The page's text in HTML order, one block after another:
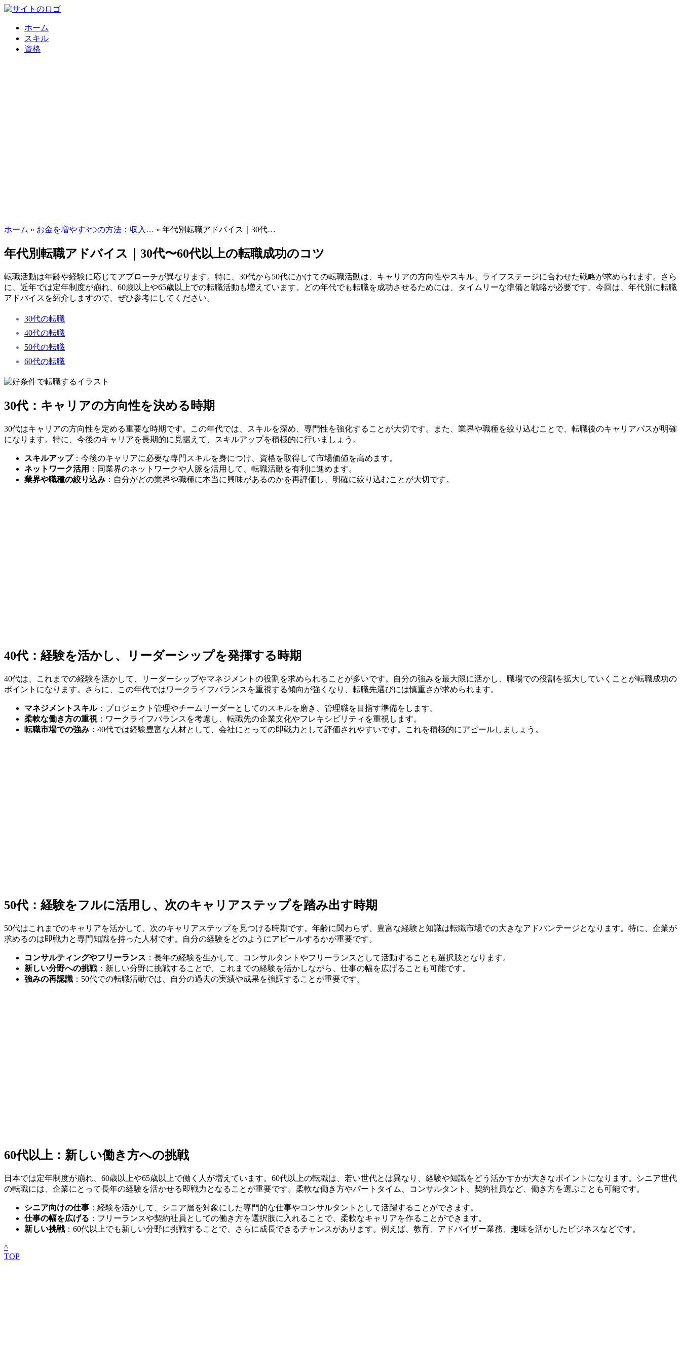
ホーム
スキル
資格
ホーム » お金を増やす3つの方法：収入… » 年代別転職アドバイス｜30代…
年代別転職アドバイス｜30代〜60代以上の転職成功のコツ
転職活動は年齢や経験に応じてアプローチが異なります。特に、30代から50代にかけての転職活動は、キャリアの方向性やスキル、ライフステージに合わせた戦略が求められます。さら
に、近年では定年制度が崩れ、60歳以上や65歳以上での転職活動も増えています。どの年代でも転職を成功させるためには、タイムリーな準備と戦略が必要です。今回は、年代別に転職
アドバイスを紹介しますので、ぜひ参考にしてください。
30代の転職
40代の転職
50代の転職
60代の転職
30代：キャリアの方向性を決める時期
30代はキャリアの方向性を定める重要な時期です。この年代では、スキルを深め、専門性を強化することが大切です。また、業界や職種を絞り込むことで、転職後のキャリアパスが明確
になります。特に、今後のキャリアを長期的に見据えて、スキルアップを積極的に行いましょう。
スキルアップ：今後のキャリアに必要な専門スキルを身につけ、資格を取得して市場価値を高めます。
ネットワーク活用 ：同業界のネットワークや人脈を活用して、転職活動を有利に進めます。
業界や職種の絞り込み ：自分がどの業界や職種に本当に興味があるのかを再評価し、明確に絞り込むことが大切です。
40代：経験を活かし、リーダーシップを発揮する時期
40代は、これまでの経験を活かして、リーダーシップやマネジメントの役割を求められることが多いです。自分の強みを最大限に活かし、職場での役割を拡大していくことが転職成功の
ポイントになります。さらに、この年代ではワークライフバランスを重視する傾向が強くなり、転職先選びには慎重さが求められます。
マネジメントスキル：プロジェクト管理やチームリーダーとしてのスキルを磨き、管理職を目指す準備をします。
柔軟な働き方の重視：ワークライフバランスを考慮し、転職先の企業文化やフレキシビリティを重視します。
転職市場での強み ：40代では経験豊富な人材として、会社にとっての即戦力として評価されやすいです。これを積極的にアピールしましょう。
50代：経験をフルに活用し、次のキャリアステップを踏み出す時期
50代はこれまでのキャリアを活かして、次のキャリアステップを見つける時期です。年齢に関わらず、豊富な経験と知識は転職市場での大きなアドバンテージとなります。特に、企業が
求めるのは即戦力と専門知識を持った人材です。自分の経験をどのようにアピールするかが重要です。
コンサルティングやフリーランス ：長年の経験を生かして、コンサルタントやフリーランスとして活動することも選択肢となります。
新しい分野への挑戦：新しい分野に挑戦することで、これまでの経験を活かしながら、仕事の幅を広げることも可能です。
強みの再認識 ：50代での転職活動では、自分の過去の実績や成果を強調することが重要です。
60代以上：新しい働き方への挑戦
日本では定年制度が崩れ、60歳以上や65歳以上で働く人が増えています。60代以上の転職は、若い世代とは異なり、経験や知識をどう活かすかが大きなポイントになります。シニア世代
の転職には、企業にとって長年の経験を活かせる即戦力となることが重要です。柔軟な働き方やパートタイム、コンサルタント、契約社員など、働き方を選ぶことも可能です。
シニア向けの仕事 ：経験を活かして、シニア層を対象にした専門的な仕事やコンサルタントとして活躍することができます。
仕事の幅を広げる ：フリーランスや契約社員としての働き方を選択肢に入れることで、柔軟なキャリアを作ることができます。
新しい挑戦：60代以上でも新しい分野に挑戦することで、さらに成長できるチャンスがあります。例えば、教育、アドバイザー業務、趣味を活かしたビジネスなどです。
^
TOP